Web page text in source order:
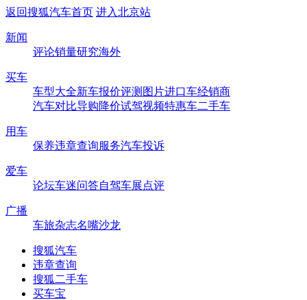
返回搜狐汽车首页 进入北京站
新闻
评论销量研究海外
买车
车型大全新车报价评测 图片进口车经销商
汽车对比导购降价试驾视频特惠车二手车
用车
保养违章查询服务汽车投诉
爱车
论坛车迷问答自驾车展点评
广播
车旅杂志名嘴沙龙
搜狐汽车
违章查询
搜狐二手车
买车宝